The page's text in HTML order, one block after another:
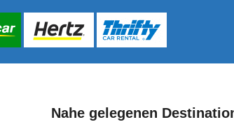
Nahe gelegenen